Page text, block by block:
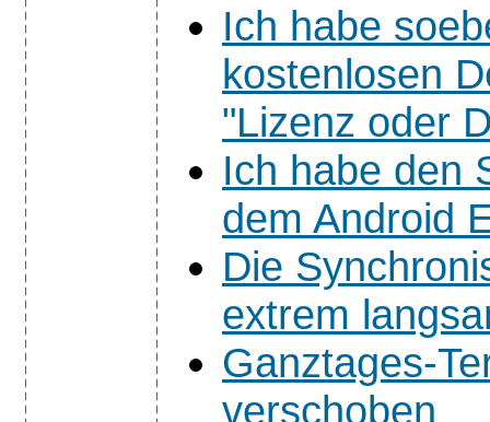
Ich habe
kostenlosen
"Lizenz oder
Ich habe den
dem Android
Die
extrem
Ganztages-
verschoben